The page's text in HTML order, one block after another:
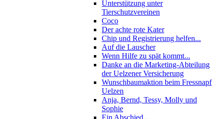
Unterstützung unter
Tierschutzvereinen
Coco
Der achte rote Kater
Chip und Registrierung helfen...
Auf die Lauscher
Wenn Hilfe zu spät kommt...
Danke an die Marketing-Abteilung
der Uelzener Versicherung
Wunschbaumaktion beim Fressnapf
Uelzen
Anja, Bernd, Tessy, Molly und
Sophie
Ein Abschied...